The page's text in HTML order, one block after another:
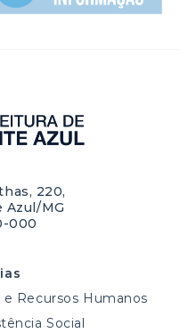
220,
MG
000
Recursos Humanos
Social